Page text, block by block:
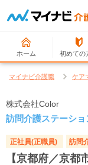
ホーム 初めての
マイナビ介護職 ケア
株式会社Color
訪問介護ステーショ
正社員(正職員) 訪問
【京都府／京都